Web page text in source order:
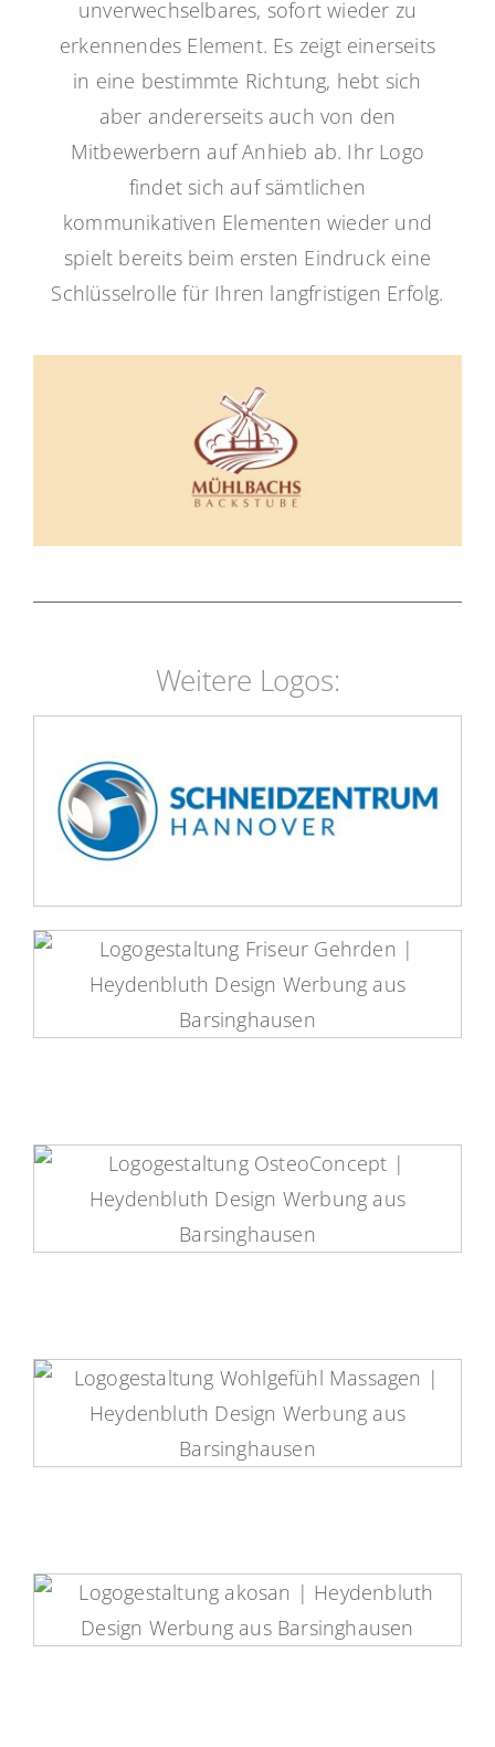
unverwechselbares, sofort wieder zu
erkennendes Element. Es zeigt einerseits
in eine bestimmte Richtung, hebt sich
aber andererseits auch von den
Mitbewerbern auf Anhieb ab. Ihr Logo
findet sich auf sämtlichen
kommunikativen Elementen wieder und
spielt bereits beim ersten Eindruck eine
Schlüsselrolle für Ihren langfristigen Erfolg.
Weitere Logos:
Schneidzentrum-Hannover Logo
Haardesign Hülya Güney Logo
OsteoConcept Logo
Wohlgefühl Massagen Logo
Akosan Logo